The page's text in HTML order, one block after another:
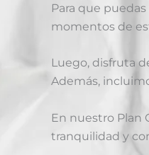
Para que
momentos de
Luego, disfruta
Además,
En nuestro Plan
tranquilidad y